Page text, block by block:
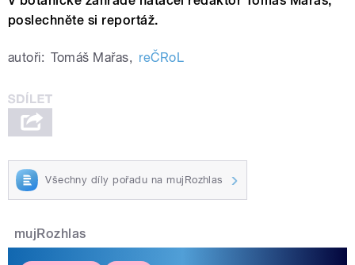
poslechněte si reportáž.
autoři: Tomáš Mařas, reČRoL
Všechny díly pořadu na mujRozhlas
mujRozhlas